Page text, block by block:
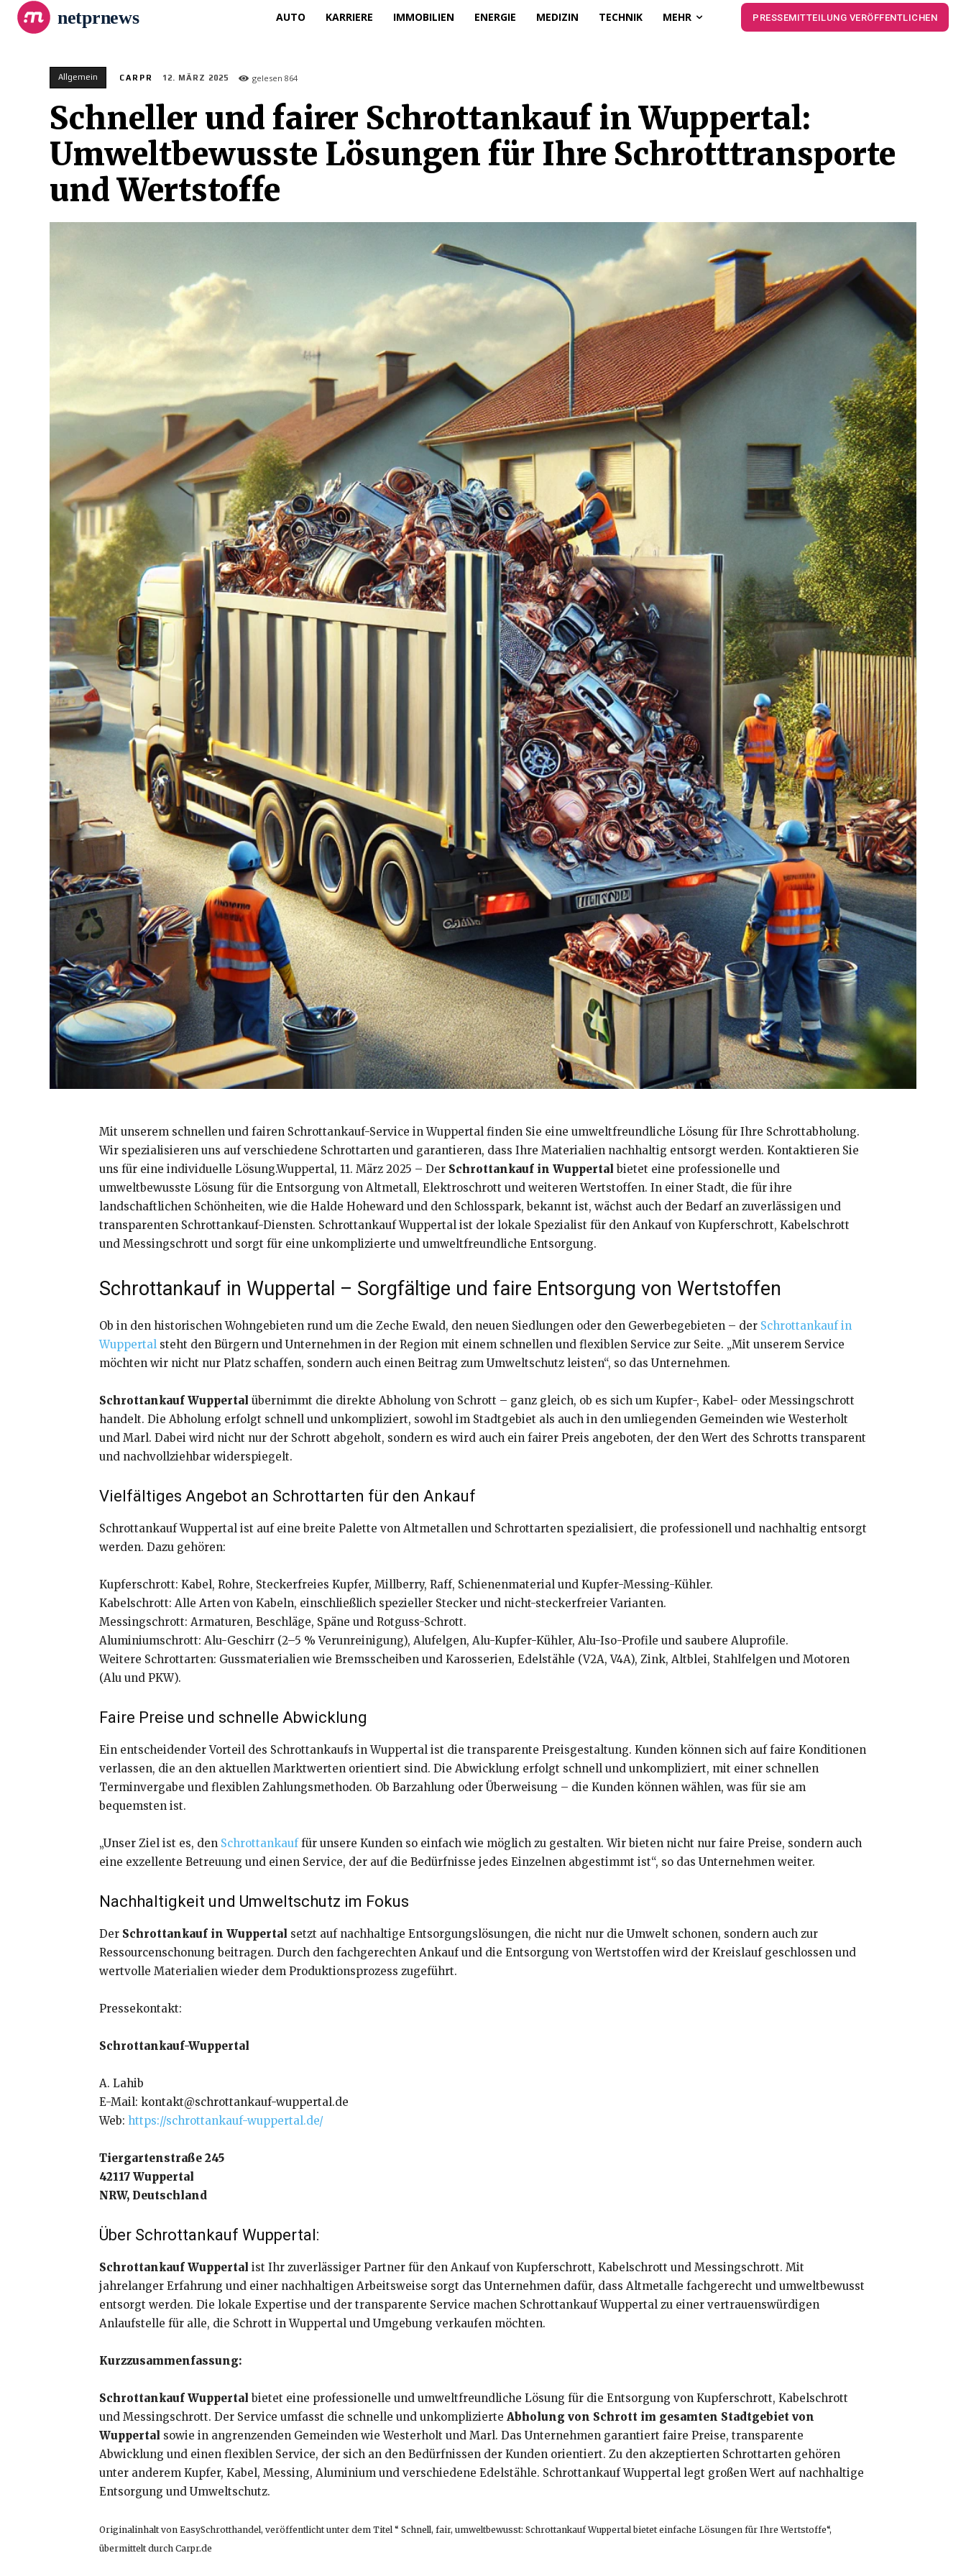
netprnews AUTO KARRIERE IMMOBILIEN ENERGIE MEDIZIN TECHNIK MEHR PRESSEMITTEILUNG VERÖFFENTLICHEN
Allgemein CARPR 12. MÄRZ 2025 gelesen 864
Schneller und fairer Schrottankauf in Wuppertal:
Umweltbewusste Lösungen für Ihre Schrotttransporte
und Wertstoffe
Mit unserem schnellen und fairen Schrottankauf-Service in Wuppertal finden Sie eine umweltfreundliche Lösung für Ihre Schrottabholung.
Wir spezialisieren uns auf verschiedene Schrottarten und garantieren, dass Ihre Materialien nachhaltig entsorgt werden. Kontaktieren Sie
uns für eine individuelle Lösung.Wuppertal, 11. März 2025 – Der Schrottankauf in Wuppertal bietet eine professionelle und
umweltbewusste Lösung für die Entsorgung von Altmetall, Elektroschrott und weiteren Wertstoffen. In einer Stadt, die für ihre
landschaftlichen Schönheiten, wie die Halde Hoheward und den Schlosspark, bekannt ist, wächst auch der Bedarf an zuverlässigen und
transparenten Schrottankauf-Diensten. Schrottankauf Wuppertal ist der lokale Spezialist für den Ankauf von Kupferschrott, Kabelschrott
und Messingschrott und sorgt für eine unkomplizierte und umweltfreundliche Entsorgung.
Schrottankauf in Wuppertal – Sorgfältige und faire Entsorgung von Wertstoffen
Ob in den historischen Wohngebieten rund um die Zeche Ewald, den neuen Siedlungen oder den Gewerbegebieten – der Schrottankauf in
Wuppertal steht den Bürgern und Unternehmen in der Region mit einem schnellen und flexiblen Service zur Seite. „Mit unserem Service
möchten wir nicht nur Platz schaffen, sondern auch einen Beitrag zum Umweltschutz leisten“, so das Unternehmen.
Schrottankauf Wuppertal übernimmt die direkte Abholung von Schrott – ganz gleich, ob es sich um Kupfer-, Kabel- oder Messingschrott
handelt. Die Abholung erfolgt schnell und unkompliziert, sowohl im Stadtgebiet als auch in den umliegenden Gemeinden wie Westerholt
und Marl. Dabei wird nicht nur der Schrott abgeholt, sondern es wird auch ein fairer Preis angeboten, der den Wert des Schrotts transparent
und nachvollziehbar widerspiegelt.
Vielfältiges Angebot an Schrottarten für den Ankauf
Schrottankauf Wuppertal ist auf eine breite Palette von Altmetallen und Schrottarten spezialisiert, die professionell und nachhaltig entsorgt
werden. Dazu gehören:
Kupferschrott: Kabel, Rohre, Steckerfreies Kupfer, Millberry, Raff, Schienenmaterial und Kupfer-Messing-Kühler.
Kabelschrott: Alle Arten von Kabeln, einschließlich spezieller Stecker und nicht-steckerfreier Varianten.
Messingschrott: Armaturen, Beschläge, Späne und Rotguss-Schrott.
Aluminiumschrott: Alu-Geschirr (2–5 % Verunreinigung), Alufelgen, Alu-Kupfer-Kühler, Alu-Iso-Profile und saubere Aluprofile.
Weitere Schrottarten: Gussmaterialien wie Bremsscheiben und Karosserien, Edelstähle (V2A, V4A), Zink, Altblei, Stahlfelgen und Motoren
(Alu und PKW).
Faire Preise und schnelle Abwicklung
Ein entscheidender Vorteil des Schrottankaufs in Wuppertal ist die transparente Preisgestaltung. Kunden können sich auf faire Konditionen
verlassen, die an den aktuellen Marktwerten orientiert sind. Die Abwicklung erfolgt schnell und unkompliziert, mit einer schnellen
Terminvergabe und flexiblen Zahlungsmethoden. Ob Barzahlung oder Überweisung – die Kunden können wählen, was für sie am
bequemsten ist.
„Unser Ziel ist es, den Schrottankauffür unsere Kunden so einfach wie möglich zu gestalten. Wir bieten nicht nur faire Preise, sondern auch
eine exzellente Betreuung und einen Service, der auf die Bedürfnisse jedes Einzelnen abgestimmt ist“, so das Unternehmen weiter.
Nachhaltigkeit und Umweltschutz im Fokus
Der Schrottankauf in Wuppertal setzt auf nachhaltige Entsorgungslösungen, die nicht nur die Umwelt schonen, sondern auch zur
Ressourcenschonung beitragen. Durch den fachgerechten Ankauf und die Entsorgung von Wertstoffen wird der Kreislauf geschlossen und
wertvolle Materialien wieder dem Produktionsprozess zugeführt.
Pressekontakt:
Schrottankauf-Wuppertal
A. Lahib
E-Mail: kontakt@schrottankauf-wuppertal.de
Web: https://schrottankauf-wuppertal.de/
Tiergartenstraße 245
42117 Wuppertal
NRW, Deutschland
Über Schrottankauf Wuppertal:
Schrottankauf Wuppertal ist Ihr zuverlässiger Partner für den Ankauf von Kupferschrott, Kabelschrott und Messingschrott. Mit
jahrelanger Erfahrung und einer nachhaltigen Arbeitsweise sorgt das Unternehmen dafür, dass Altmetalle fachgerecht und umweltbewusst
entsorgt werden. Die lokale Expertise und der transparente Service machen Schrottankauf Wuppertal zu einer vertrauenswürdigen
Anlaufstelle für alle, die Schrott in Wuppertal und Umgebung verkaufen möchten.
Kurzzusammenfassung:
Schrottankauf Wuppertal bietet eine professionelle und umweltfreundliche Lösung für die Entsorgung von Kupferschrott, Kabelschrott
und Messingschrott. Der Service umfasst die schnelle und unkomplizierte Abholung von Schrott im gesamten Stadtgebiet von
Wuppertal sowie in angrenzenden Gemeinden wie Westerholt und Marl. Das Unternehmen garantiert faire Preise, transparente
Abwicklung und einen flexiblen Service, der sich an den Bedürfnissen der Kunden orientiert. Zu den akzeptierten Schrottarten gehören
unter anderem Kupfer, Kabel, Messing, Aluminium und verschiedene Edelstähle. Schrottankauf Wuppertal legt großen Wert auf nachhaltige
Entsorgung und Umweltschutz.
Originalinhalt von EasySchrotthandel, veröffentlicht unter dem Titel “ Schnell, fair, umweltbewusst: Schrottankauf Wuppertal bietet einfache Lösungen für Ihre Wertstoffe“,
übermittelt durch Carpr.de